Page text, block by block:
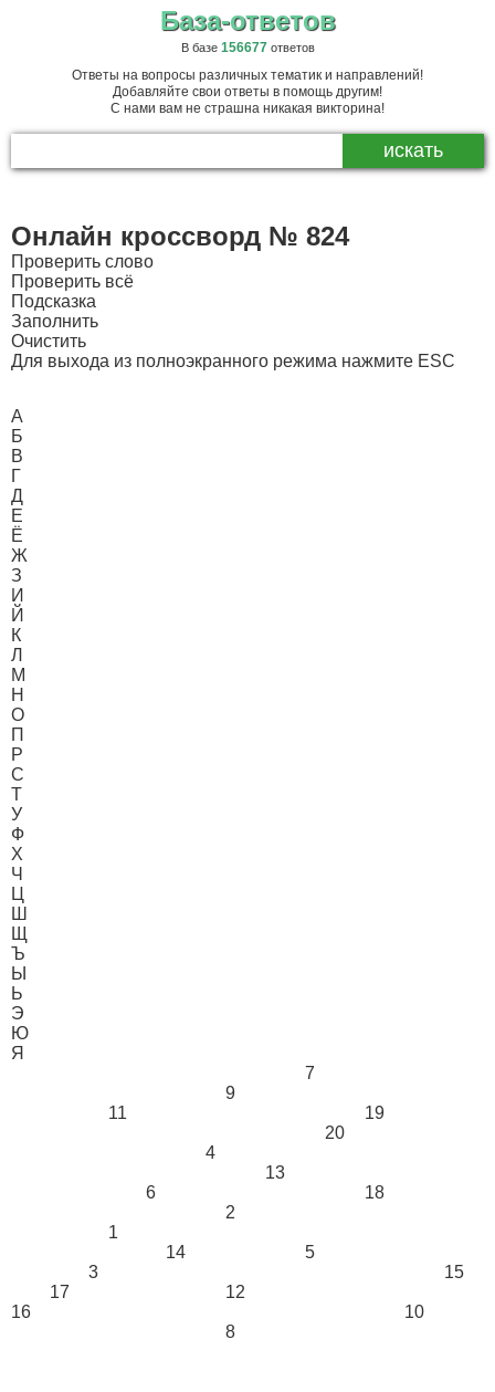
База-ответов
В базе 156677ответов
Ответы на вопросы различных тематик и направлений!
Добавляйте свои ответы в помощь другим!
С нами вам не страшна никакая викторина!
Онлайн кроссворд № 824
Проверить слово
Проверить всё
Подсказка
Заполнить
Очистить
Для выхода из полноэкранного режима нажмите ESC
А
Б
В
Г
Д
Е
Ё
Ж
З
И
Й
К
Л
М
Н
О
П
Р
С
Т
У
Ф
Х
Ч
Ц
Ш
Щ
Ъ
Ы
Ь
Э
Ю
Я
7
9
11
19
20
4
13
6
18
2
1
14
5
3
15
17
12
16
10
8